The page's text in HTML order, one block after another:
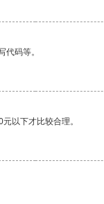
码等。
以下才比较合理。